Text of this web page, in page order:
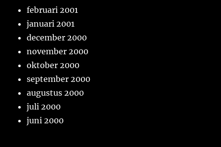
februari 2001
januari 2001
december 2000
november 2000
oktober 2000
september 2000
augustus 2000
juli 2000
juni 2000